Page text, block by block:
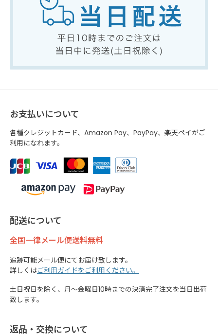
お支払いについて
各種クレジットカード、Amazon Pay、PayPay、楽天ペイがご
利用になれます。
配送について
全国一律メール便送料無料
追跡可能メール便にてお届け致します。
詳しくはご利用ガイドをご利用ください。
土日祝日を除く、月～金曜日10時までの決済完了注文を当日出荷
致します。
返品・交換について